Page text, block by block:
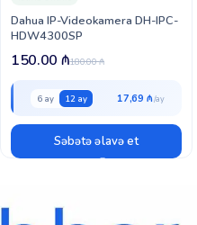
Dahua IP-Videokamera DH-IPC-
HDW4300SP
180.00₼
150.00 ₼
6 ay 12 ay 17,69 ₼
Səbətə əlavə et